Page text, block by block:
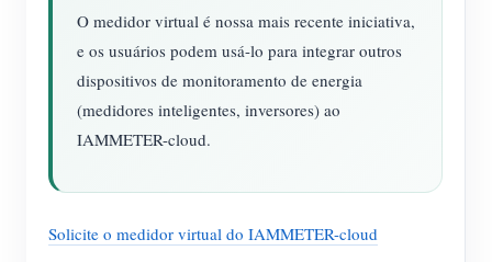
O medidor virtual é nossa mais recente iniciativa,
e os usuários podem usá-lo para integrar outros
dispositivos de monitoramento de energia
(medidores inteligentes, inversores) ao
IAMMETER-cloud.
Solicite o medidor virtual do IAMMETER-cloud